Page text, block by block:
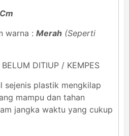
warna : Merah (Seperti
DITIUP / KEMPES
sejenis plastik mengkilap
mampu dan tahan
jangka waktu yang cukup